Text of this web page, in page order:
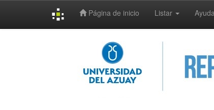
Página de inicio Listar